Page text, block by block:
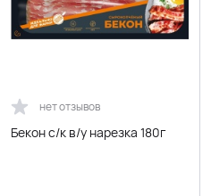
нет отзывов
Бекон с/к в/у нарезка 180г